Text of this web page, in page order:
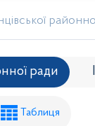
ради
ради
Таблиця